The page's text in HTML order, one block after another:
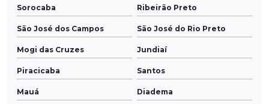
Sorocaba Ribeirão Preto
São José dos Campos São José do Rio Preto
Mogi das Cruzes Jundiaí
Piracicaba Santos
Mauá Diadema